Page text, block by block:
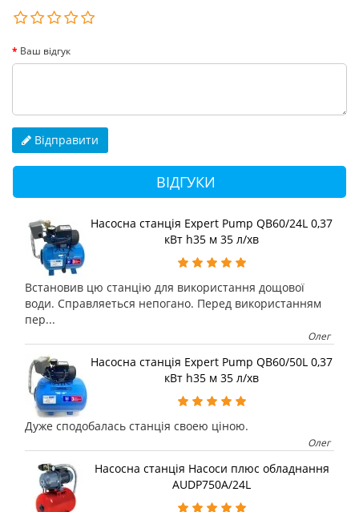
Ваш відгук
Відправити
ВІДГУКИ
Насосна станція Expert Pump QB60/24L 0,37
кВт h35 м 35 л/хв
Встановив цю станцію для використання дощової
води. Справляеться непогано. Перед використанням
пер...
Олег
Насосна станція Expert Pump QB60/50L 0,37
кВт h35 м 35 л/хв
Дуже сподобалась станція своею ціною.
Олег
Насосна станція Насоси плюс обладнання
AUDP750A/24L